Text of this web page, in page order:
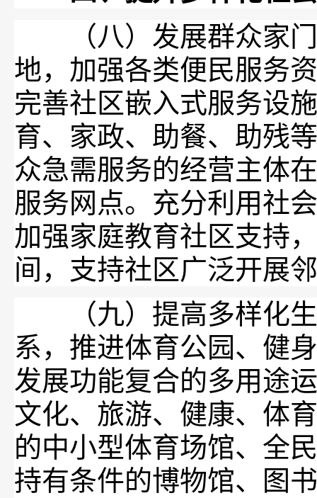
（八）发展群众家门
地，加强各类便民服务
完善社区嵌入式服务设
育、家政、助餐、助残
众急需服务的经营主体
服务网点。充分利用社
加强家庭教育社区支持
间，支持社区广泛开展
（九）提高多样化生
系，推进体育公园、健
发展功能复合的多用途
文化、旅游、健康、体
的中小型体育场馆、全
持有条件的博物馆、图